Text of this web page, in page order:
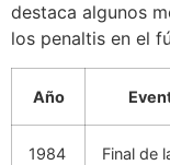
destaca algunos
los penaltis en el
Año
1984
Final de